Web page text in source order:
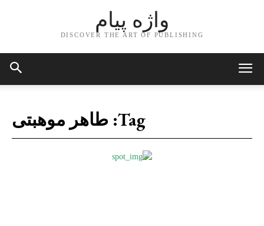
واژه پیام
DISCOVER THE ART OF PUBLISHING
Tag: طاهر موهبتی